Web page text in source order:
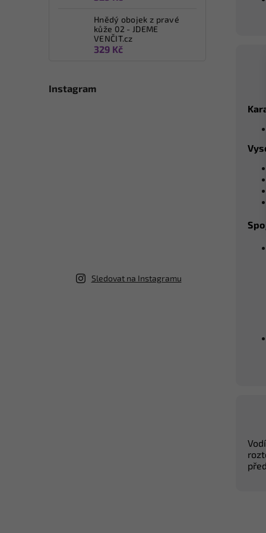
Hnědý obojek z pravé
kůže 02 - JDEME
VENČIT.cz
329 Kč
Instagram
Sledovat na Instagramu